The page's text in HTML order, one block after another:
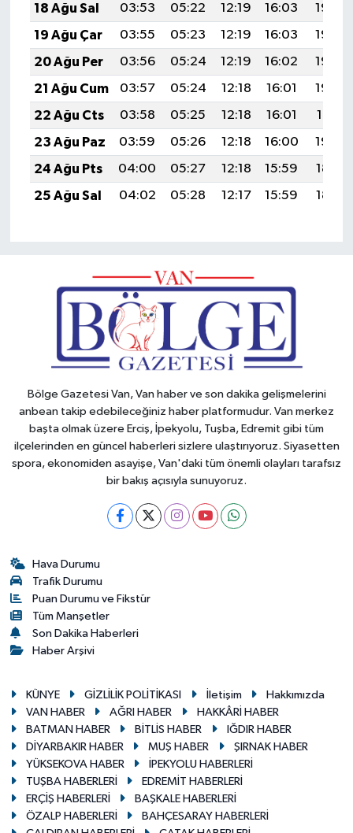
18 Ağu Sal
03:53 05:22 12:19 16:03
19:06
19 Ağu Çar
03:55 05:23 12:19 16:03
19:05
20 Ağu Per
03:56 05:24 12:19 16:02
19:04
21 Ağu Cum
03:57 05:24 12:18 16:01
19:03
22 Ağu Cts
03:58 05:25 12:18 16:01
19:01
23 Ağu Paz
03:59 05:26 12:18 16:00
19:00
24 Ağu Pts
04:00 05:27 12:18 15:59
18:59
25 Ağu Sal
04:02 05:28 12:17 15:59 18:57
Bölge Gazetesi Van, Van haber ve son dakika gelişmelerini
anbean takip edebileceğiniz haber platformudur. Van merkez
başta olmak üzere Erciş, İpekyolu, Tuşba, Edremit gibi tüm
ilçelerinden en güncel haberleri sizlere ulaştırıyoruz. Siyasetten
spora, ekonomiden asayişe, Van'daki tüm önemli olayları tarafsız
bir bakış açısıyla sunuyoruz.
Hava Durumu
Trafik Durumu
Puan Durumu ve Fikstür
Tüm Manşetler
Son Dakika Haberleri
Haber Arşivi
KÜNYE GİZLİLİK POLİTİKASI İletişim
Hakkımızda
VAN HABER
AĞRI HABER
HAKKÂRİ HABER
BATMAN HABER
BİTLİS HABER
IĞDIR HABER
DİYARBAKIR HABER
MUŞ HABER
ŞIRNAK HABER
YÜKSEKOVA HABER
İPEKYOLU HABERLERİ
TUŞBA HABERLERİ
EDREMİT HABERLERİ
ERÇİŞ HABERLERİ
BAŞKALE HABERLERİ
ÖZALP HABERLERİ
BAHÇESARAY HABERLERİ